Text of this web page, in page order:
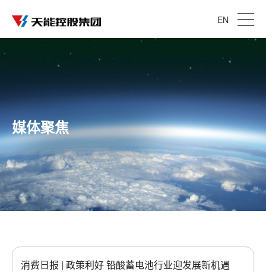
EN
媒体聚焦
消费日报 | 政策利好 铅酸蓄电池行业迎发展新机遇